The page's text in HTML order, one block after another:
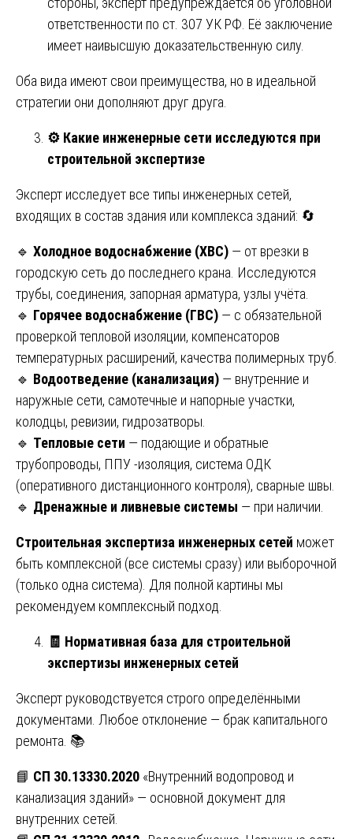
ответственности по ст. 307 УК РФ. Её заключение
имеет наивысшую доказательственную силу.
Оба вида имеют свои преимущества, но в идеальной
стратегии они дополняют друг друга.
⚙️ Какие инженерные сети исследуются при
строительной экспертизе
Эксперт исследует все типы инженерных сетей,
входящих в состав здания или комплекса зданий: 🔄
🔹 Холодное водоснабжение (ХВС) — от врезки в
городскую сеть до последнего крана. Исследуются
трубы, соединения, запорная арматура, узлы учёта.
🔹 Горячее водоснабжение (ГВС) — с обязательной
проверкой тепловой изоляции, компенсаторов
температурных расширений, качества полимерных труб.
🔹 Водоотведение (канализация) — внутренние и
наружные сети, самотечные и напорные участки,
колодцы, ревизии, гидрозатворы.
🔹 Тепловые сети — подающие и обратные
трубопроводы, ППУ -изоляция, система ОДК
(оперативного дистанционного контроля), сварные швы.
🔹 Дренажные и ливневые системы — при наличии.
Строительная экспертиза инженерных сетей может
быть комплексной (все системы сразу) или выборочной
(только одна система). Для полной картины мы
рекомендуем комплексный подход.
🧾 Нормативная база для строительной
экспертизы инженерных сетей
Эксперт руководствуется строго определёнными
документами. Любое отклонение — брак капитального
ремонта. 📚
📘 СП 30.13330.2020 «Внутренний водопровод и
канализация зданий» — основной документ для
внутренних сетей.